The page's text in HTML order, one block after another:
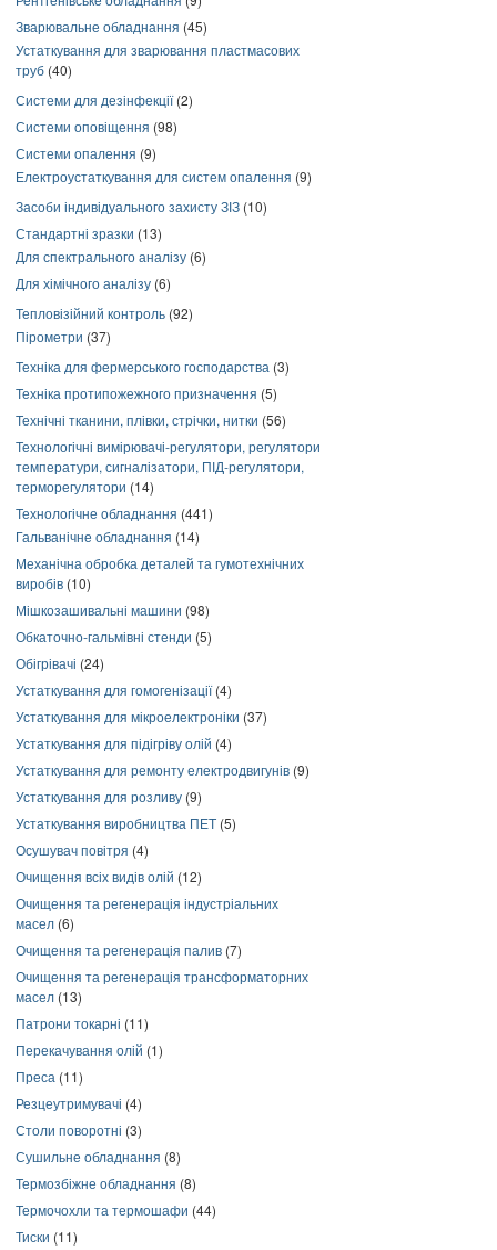
Зварювальне обладнання (45)
Устаткування для зварювання пластмасових
труб (40)
Системи для дезінфекції(2)
Системи оповіщення (98)
Системи опалення (9)
Електроустаткування для систем опалення (9)
Засоби індивідуального захисту ЗІЗ (10)
Стандартні зразки (13)
Для спектрального аналізу (6)
Для хімічного аналізу (6)
Тепловізійний контроль (92)
Пірометри (37)
Техніка для фермерського господарства (3)
Техніка протипожежного призначення (5)
Технічні тканини, плівки, стрічки, нитки (56)
Технологічні вимірювачі-регулятори, регулятори
температури, сигналізатори, ПІД-регулятори,
терморегулятори (14)
Технологічне обладнання (441)
Гальванічне обладнання (14)
Механічна обробка деталей та гумотехнічних
виробів (10)
Мішкозашивальні машини (98)
Обкаточно-гальмівні стенди (5)
Обігрівачі (24)
Устаткування для гомогенізації(4)
Устаткування для мікроелектроніки (37)
Устаткування для підігріву олій (4)
Устаткування для ремонту електродвигунів (9)
Устаткування для розливу (9)
Устаткування виробництва ПЕТ (5)
Осушувач повітря (4)
Очищення всіх видів олій (12)
Очищення та регенерація індустріальних
масел (6)
Очищення та регенерація палив (7)
Очищення та регенерація трансформаторних
масел (13)
Патрони токарні (11)
Перекачування олій (1)
Преса (11)
Резцеутримувачі (4)
Столи поворотні (3)
Сушильне обладнання (8)
Термозбіжне обладнання (8)
Термочохли та термошафи (44)
Тиски (11)